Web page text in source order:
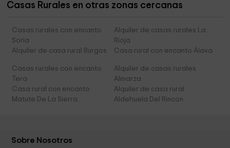
Casas Rurales en otras zonas cercanas
Casas rurales con encanto
Soria
Alquiler de casas rurales La
Rioja
Alquiler de casa rural Burgos
Casa rural con encanto Álava
Casas rurales con encanto
Tera
Alquiler de casas rurales
Almarza
Casa rural con encanto
Matute De La Sierra
Alquiler de casa rural
Aldehuela Del Rincon
Sobre Nosotros